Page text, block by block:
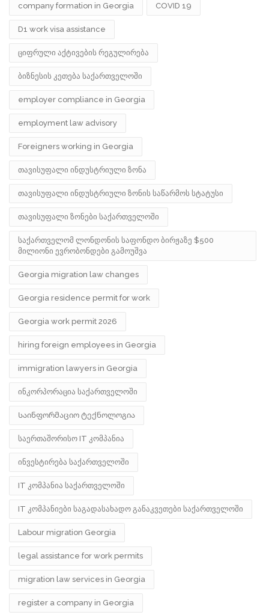
company formation in Georgia COVID 19
D1 work visa assistance
ციფრული აქტივების რეგულირება
ბიზნესის კეთება საქართველოში
employer compliance in Georgia
employment law advisory
Foreigners working in Georgia
თავისუფალი ინდუსტრიული ზონა
თავისუფალი ინდუსტრიული ზონის საწარმოს სტატუსი
თავისუფალი ზონები საქართველოში
საქართველომ ლონდონის საფონდო ბირჟაზე $500
მილიონი ევრობონდები გამოუშვა
Georgia migration law changes
Georgia residence permit for work
Georgia work permit 2026
hiring foreign employees in Georgia
immigration lawyers in Georgia
ინკორპორაცია საქართველოში
Საინფორმაციო ტექნოლოგია
საერთაშორისო IT კომპანია
ინვესტირება საქართველოში
IT კომპანია საქართველოში
IT კომპანიები საგადასახადო განაკვეთები საქართველოში
Labour migration Georgia
legal assistance for work permits
migration law services in Georgia
register a company in Georgia